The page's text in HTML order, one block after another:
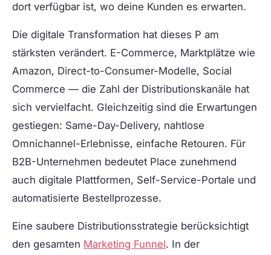
dort verfügbar ist, wo deine Kunden es erwarten.
Die digitale Transformation hat dieses P am
stärksten verändert. E-Commerce, Marktplätze wie
Amazon, Direct-to-Consumer-Modelle, Social
Commerce — die Zahl der Distributionskanäle hat
sich vervielfacht. Gleichzeitig sind die Erwartungen
gestiegen: Same-Day-Delivery, nahtlose
Omnichannel-Erlebnisse, einfache Retouren. Für
B2B-Unternehmen bedeutet Place zunehmend
auch digitale Plattformen, Self-Service-Portale und
automatisierte Bestellprozesse.
Eine saubere Distributionsstrategie berücksichtigt
den gesamten Marketing Funnel. In der